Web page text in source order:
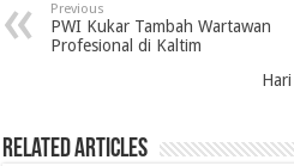
Previous
PWI Kukar Tambah Wartawan
Profesional di Kaltim
Related Articles